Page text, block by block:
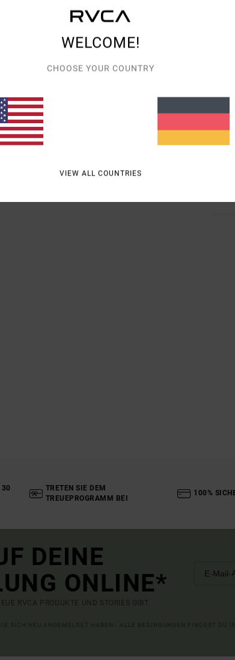
30
TRETEN SIE DEM
TREUEPROGRAMM BEI
100%
DEINE
ONLINE*
RVCA PRODUKTE UND STORIES GIBT.
WELCOME!
CHOOSE YOUR COUNTRY
VIEW ALL COUNTRIES